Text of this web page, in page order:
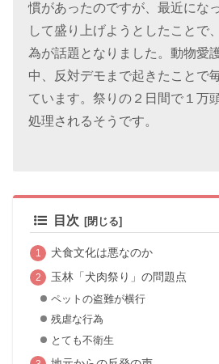
慣があったのですが、最近にな
して盛り上げようとしたことで
為が話題となりました。動物愛
中、反対デモまで起きたことで
ています。祭りの２日間で１万
処理されるそうです。
目次
犬食文化は悪なのか
玉林「犬肉祭り」の問題点
ペットの盗難が横行
残虐な行為
とても不衛生